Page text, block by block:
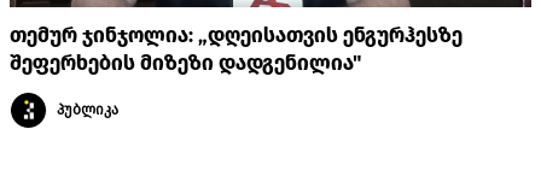
თემურ ჯინჯოლია: „დღეისათვის ენგურჰესზე
შეფერხების მიზეზი დადგენილია"
პუბლიკა